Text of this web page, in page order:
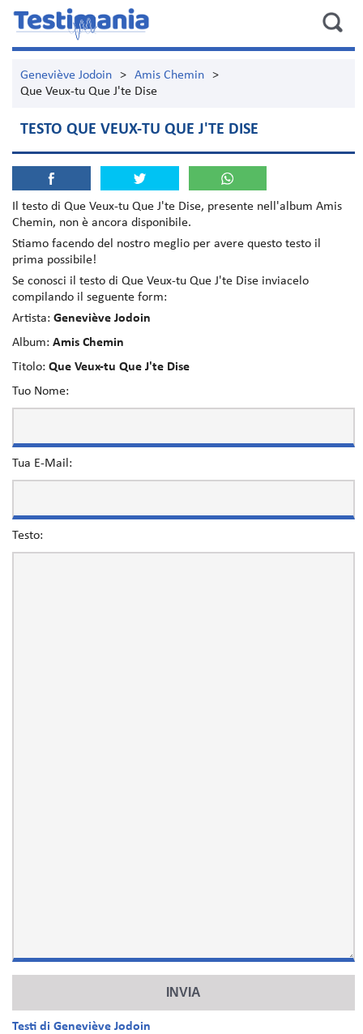
Geneviève Jodoin > Amis Chemin
>
Que Veux-tu Que J'te Dise
TESTO QUE VEUX-TU QUE J'TE DISE
Il testo di Que Veux-tu Que J'te Dise, presente nell'album Amis
Chemin, non è ancora disponibile.
Stiamo facendo del nostro meglio per avere questo testo il
prima possibile!
Se conosci il testo di Que Veux-tu Que J'te Dise inviacelo
compilando il seguente form:
Artista: Geneviève Jodoin
Album: Amis Chemin
Titolo: Que Veux-tu Que J'te Dise
Tuo Nome:
Tua E-Mail:
Testo:
Testi di Geneviève Jodoin